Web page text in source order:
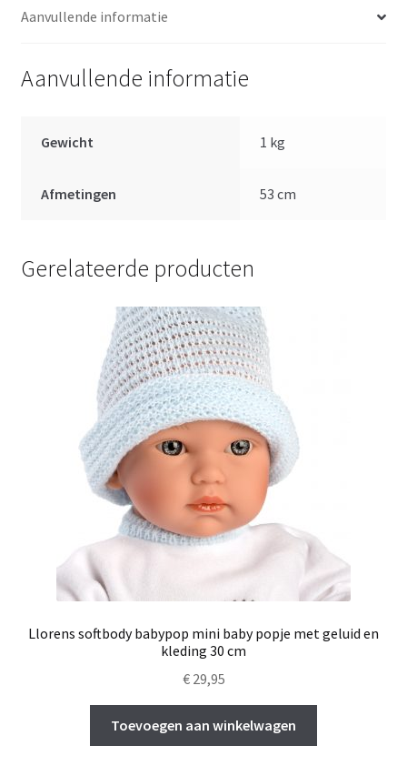
Aanvullende informatie
Aanvullende informatie
Gewicht 1 kg
Afmetingen 53 cm
Gerelateerde producten
Llorens softbody babypop mini baby popje met geluid en
kleding 30 cm
€29,95
Toevoegen aan winkelwagen